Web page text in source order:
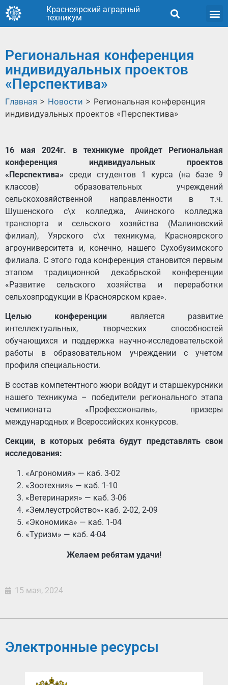
Красноярский аграрный
техникум
Региональная конференция
индивидуальных проектов
«Перспектива»
Главная > Новости > Региональная конференция
индивидуальных проектов «Перспектива»
16 мая 2024г. в техникуме пройдет Региональная
конференция индивидуальных проектов
«Перспектива» среди студентов 1 курса (на базе 9
классов) образовательных учреждений
сельскохозяйственной направленности в т.ч.
Шушенского с\х колледжа, Ачинского колледжа
транспорта и сельского хозяйства (Малиновский
филиал), Уярского с\х техникума, Красноярского
агроуниверситета и, конечно, нашего Сухобузимского
филиала. С этого года конференция становится первым
этапом традиционной декабрьской конференции
«Развитие сельского хозяйства и переработки
сельхозпродукции в Красноярском крае».
Целью конференции является развитие
интеллектуальных, творческих способностей
обучающихся и поддержка научно-исследовательской
работы в образовательном учреждении с учетом
профиля специальности.
В состав компетентного жюри войдут и старшекурсники
нашего техникума – победители регионального этапа
чемпионата «Профессионалы», призеры
международных и Всероссийских конкурсов.
Секции, в которых ребята будут представлять свои
исследования:
«Агрономия» — каб. 3-02
«Зоотехния» — каб. 1-10
«Ветеринария» — каб. 3-06
«Землеустройство»- каб. 2-02, 2-09
«Экономика» — каб. 1-04
«Туризм» — каб. 4-04
Желаем ребятам удачи!
15 мая, 2024
Электронные ресурсы